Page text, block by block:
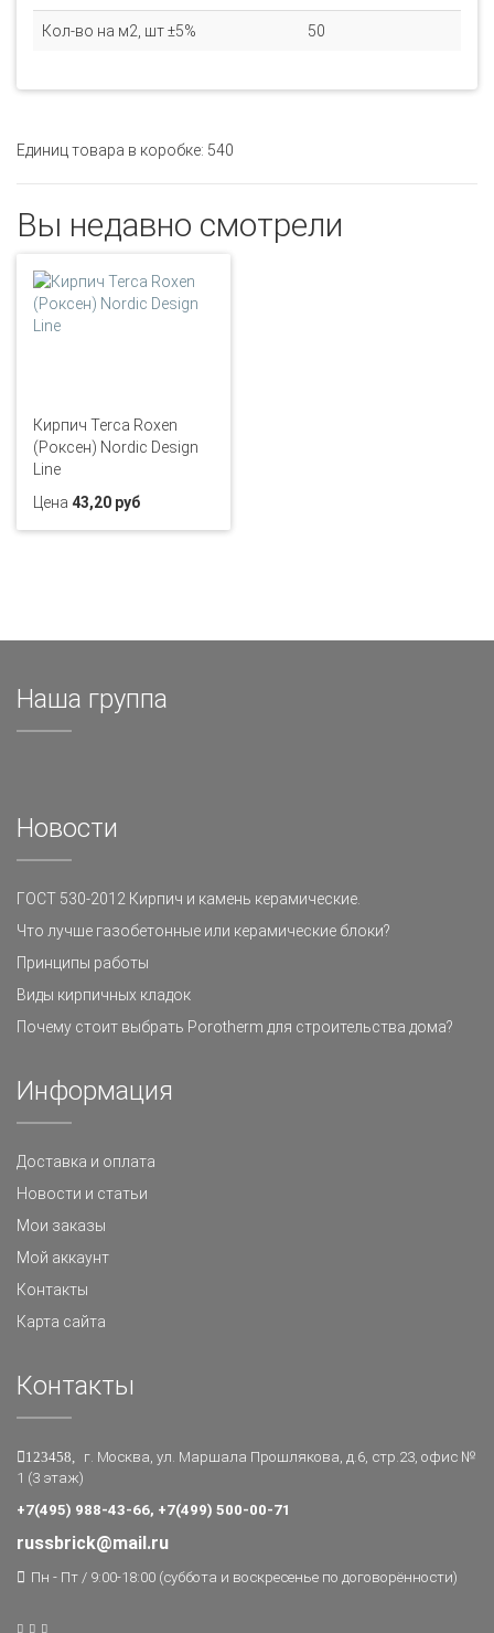
Кол-во на м2, шт ±5% 50
Единиц товара в коробке: 540
Вы недавно смотрели
Кирпич Terca Roxen
(Роксен) Nordic Design
Line
Цена 43,20 руб
Наша группа
Новости
ГОСТ 530-2012 Кирпич и камень керамические.
Что лучше газобетонные или керамические блоки?
Принципы работы
Виды кирпичных кладок
Почему стоит выбрать Porotherm для строительства дома?
Информация
Доставка и оплата
Новости и статьи
Мои заказы
Мой аккаунт
Контакты
Карта сайта
Контакты
123458, г. Москва, ул. Маршала Прошлякова, д.6, стр.23, офис №
1 (3 этаж)
+7(495) 988-43-66, +7(499) 500-00-71
russbrick@mail.ru
Пн - Пт / 9:00-18:00 (суббота и воскресенье по договорённости)